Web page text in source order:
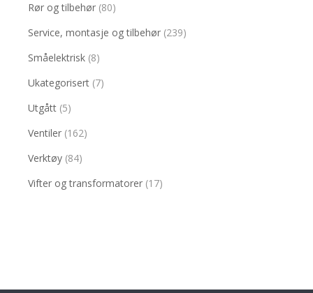
Rør og tilbehør (80)
Service, montasje og tilbehør (239)
Småelektrisk (8)
Ukategorisert (7)
Utgått (5)
Ventiler (162)
Verktøy (84)
Vifter og transformatorer (17)